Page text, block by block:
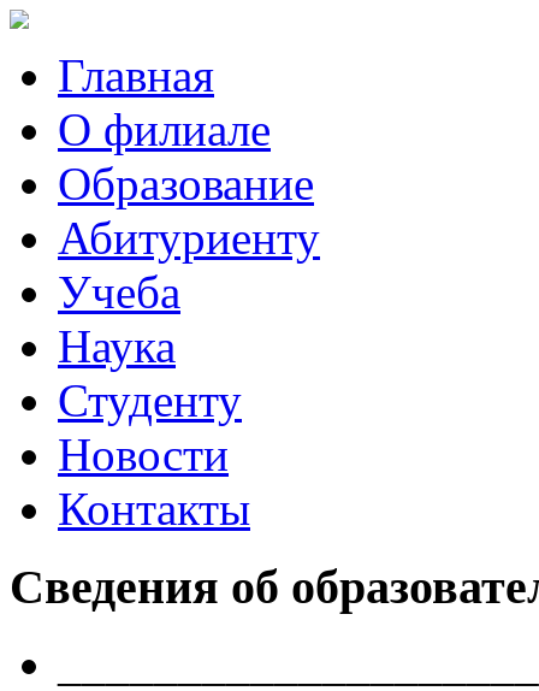
Главная
О филиале
Образование
Абитуриенту
Учеба
Наука
Студенту
Новости
Контакты
Сведения об